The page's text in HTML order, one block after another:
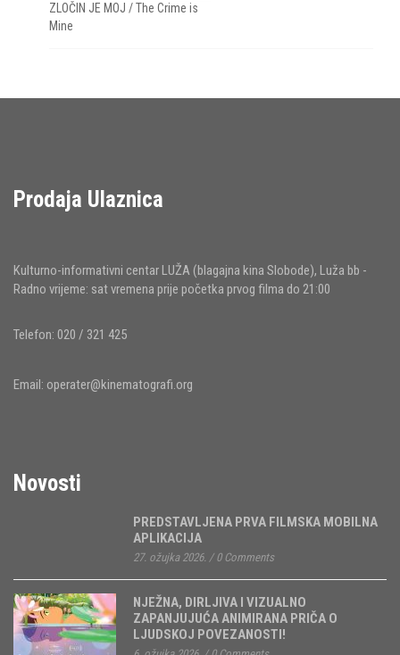
ZLOČIN JE MOJ / The Crime is
Mine
Prodaja Ulaznica
Kulturno-informativni centar LUŽA (blagajna kina Slobode), Luža bb -
Radno vrijeme: sat vremena prije početka prvog filma do 21:00
Telefon: 020 / 321 425
Email: operater@kinematografi.org
Novosti
PREDSTAVLJENA PRVA FILMSKA MOBILNA
APLIKACIJA
27. ožujka 2026. / 0 Comments
NJEŽNA, DIRLJIVA I VIZUALNO
ZAPANJUJUĆA ANIMIRANA PRIČA O
LJUDSKOJ POVEZANOSTI!